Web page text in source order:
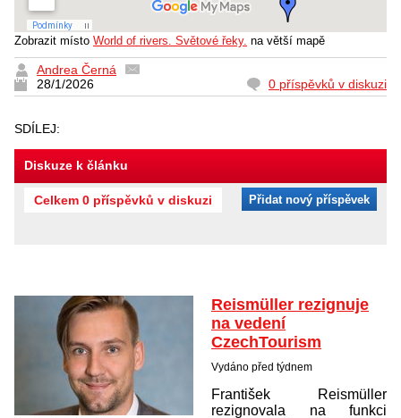
Zobrazit místo World of rivers. Světové řeky. na větší mapě
Andrea Černá
28/1/2026
0 příspěvků v diskuzi
SDÍLEJ:
Diskuze k článku
Celkem 0 příspěvků v diskuzi Přidat nový příspěvek
Reismüller rezignuje
na vedení
CzechTourism
Vydáno před týdnem
František Reismüller
rezignovala na funkci